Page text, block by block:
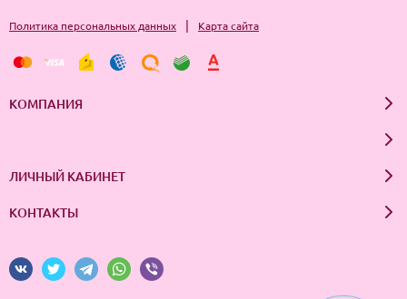
Политика персональных данных | Карта сайта
КОМПАНИЯ
ЛИЧНЫЙ КАБИНЕТ
КОНТАКТЫ